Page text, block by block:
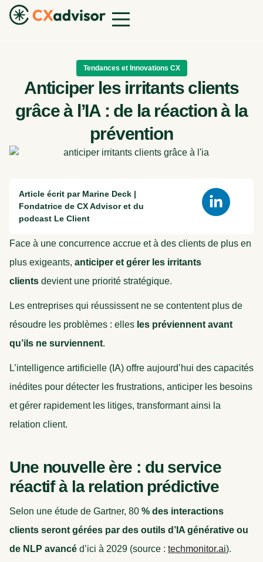
Tendances et Innovations CX
Anticiper les irritants clients
grâce à l’IA : de la réaction à la
prévention
Article écrit par Marine Deck |
Fondatrice de CX Advisor et du
podcast Le Client
Face à une concurrence accrue et à des clients de plus en
plus exigeants, anticiper et gérer les irritants
clients devient une priorité stratégique.
Les entreprises qui réussissent ne se contentent plus de
résoudre les problèmes : elles les préviennent avant
qu’ils ne surviennent.
L’intelligence artificielle (IA) offre aujourd’hui des capacités
inédites pour détecter les frustrations, anticiper les besoins
et gérer rapidement les litiges, transformant ainsi la
relation client.
Une nouvelle ère : du service
réactif à la relation prédictive
Selon une étude de Gartner, 80 % des interactions
clients seront gérées par des outils d’IA générative ou
de NLP avancé d’ici à 2029 (source : techmonitor.ai).